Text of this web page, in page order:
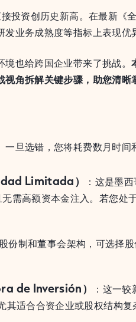
投资创历史新高。在最新《
业务成熟度等指标上表现优
也给跨国企业带来了挑战。
角拆解关键步骤，助您清晰
旦选错，您将耗费数月时间
Limitada）
：这是墨
需高额资本金注入。若您处
份制和董事会架构，可选择
de Inversión）
：这一
适合合资企业或股权结构复